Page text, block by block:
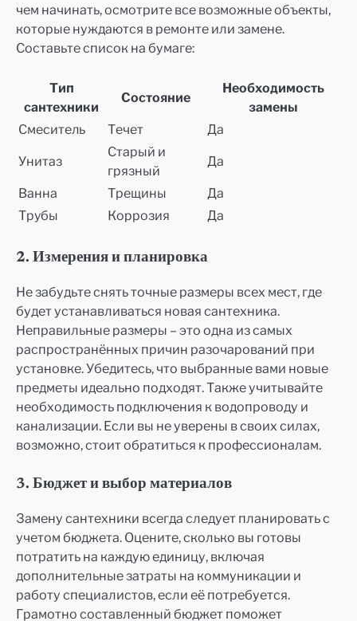
чем начинать, осмотрите все возможные объекты,
которые нуждаются в ремонте или замене.
Составьте список на бумаге:
Тип
сантехники
Состояние
Необходимость
замены
Смеситель
Течет Да
Унитаз
Старый и
грязный
Да
Ванна Трещины
Да
Трубы
Коррозия Да
2. Измерения и планировка
Не забудьте снять точные размеры всех мест, где
будет устанавливаться новая сантехника.
Неправильные размеры – это одна из самых
распространённых причин разочарований при
установке. Убедитесь, что выбранные вами новые
предметы идеально подходят. Также учитывайте
необходимость подключения к водопроводу и
канализации. Если вы не уверены в своих силах,
возможно, стоит обратиться к профессионалам.
3. Бюджет и выбор материалов
Замену сантехники всегда следует планировать с
учетом бюджета. Оцените, сколько вы готовы
потратить на каждую единицу, включая
дополнительные затраты на коммуникации и
работу специалистов, если её потребуется.
Грамотно составленный бюджет поможет